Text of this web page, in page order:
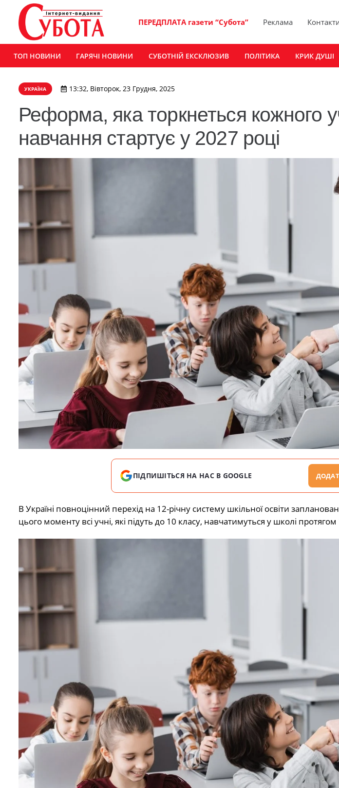
ПЕРЕДПЛАТА газети “Субота” Реклама
ТОП НОВИНИ ГАРЯЧІ НОВИНИ СУБОТНІЙ ЕКСКЛЮЗИВ ПОЛІТИКА КРИК ДУШІ
УКРАЇНА 13:32, Вівторок, 23 Грудня, 2025
Реформа, яка торкнеться кожного
навчання стартує у 2027 році
ПІДПИШІТЬСЯ НА НАС В GOOGLE
В Україні повноцінний перехід на 12-річну систему шкільної освіти
цього моменту всі учні, які підуть до 10 класу, навчатимуться у школі протягом